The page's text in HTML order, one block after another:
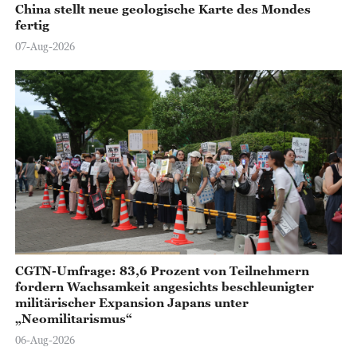
China stellt neue geologische Karte des Mondes
fertig
07-Aug-2026
CGTN-Umfrage: 83,6 Prozent von Teilnehmern
fordern Wachsamkeit angesichts beschleunigter
militärischer Expansion Japans unter
„Neomilitarismus“
06-Aug-2026